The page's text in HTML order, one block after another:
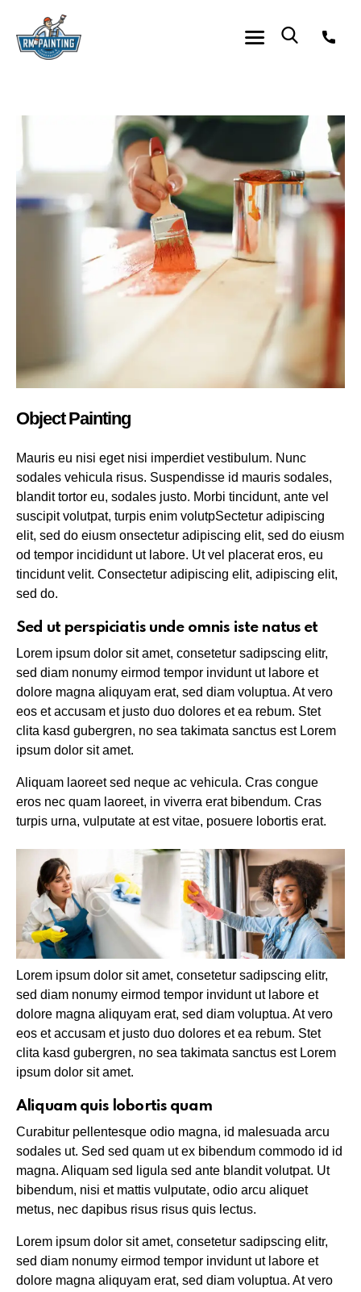
Object Painting
Mauris eu nisi eget nisi imperdiet vestibulum. Nunc
sodales vehicula risus. Suspendisse id mauris sodales,
blandit tortor eu, sodales justo. Morbi tincidunt, ante vel
suscipit volutpat, turpis enim volutpSectetur adipiscing
elit, sed do eiusm onsectetur adipiscing elit, sed do eiusm
od tempor incididunt ut labore. Ut vel placerat eros, eu
tincidunt velit. Consectetur adipiscing elit, adipiscing elit,
sed do.
Sed ut perspiciatis unde omnis iste natus et
Lorem ipsum dolor sit amet, consetetur sadipscing elitr,
sed diam nonumy eirmod tempor invidunt ut labore et
dolore magna aliquyam erat, sed diam voluptua. At vero
eos et accusam et justo duo dolores et ea rebum. Stet
clita kasd gubergren, no sea takimata sanctus est Lorem
ipsum dolor sit amet.
Aliquam laoreet sed neque ac vehicula. Cras congue
eros nec quam laoreet, in viverra erat bibendum. Cras
turpis urna, vulputate at est vitae, posuere lobortis erat.
Lorem ipsum dolor sit amet, consetetur sadipscing elitr,
sed diam nonumy eirmod tempor invidunt ut labore et
dolore magna aliquyam erat, sed diam voluptua. At vero
eos et accusam et justo duo dolores et ea rebum. Stet
clita kasd gubergren, no sea takimata sanctus est Lorem
ipsum dolor sit amet.
Aliquam quis lobortis quam
Curabitur pellentesque odio magna, id malesuada arcu
sodales ut. Sed sed quam ut ex bibendum commodo id id
magna. Aliquam sed ligula sed ante blandit volutpat. Ut
bibendum, nisi et mattis vulputate, odio arcu aliquet
metus, nec dapibus risus risus quis lectus.
Lorem ipsum dolor sit amet, consetetur sadipscing elitr,
sed diam nonumy eirmod tempor invidunt ut labore et
dolore magna aliquyam erat, sed diam voluptua. At vero